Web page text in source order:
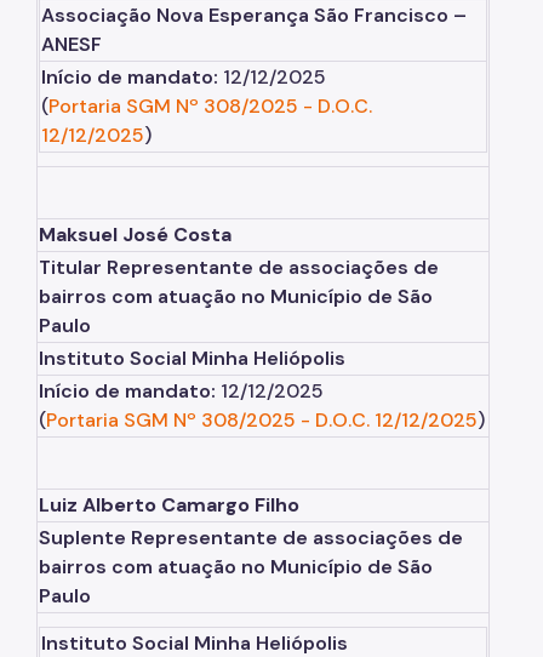
Associação Nova Esperança São Francisco –
ANESF
Início de mandato: 12/12/2025
(Portaria SGM Nº 308/2025 - D.O.C.
12/12/2025)
Maksuel José Costa
Titular Representante de associações de
bairros com atuação no Município de São
Paulo
Instituto Social Minha Heliópolis
Início de mandato: 12/12/2025
(Portaria SGM Nº 308/2025 - D.O.C. 12/12/2025)
Luiz Alberto Camargo Filho
Suplente Representante de associações de
bairros com atuação no Município de São
Paulo
Instituto Social Minha Heliópolis